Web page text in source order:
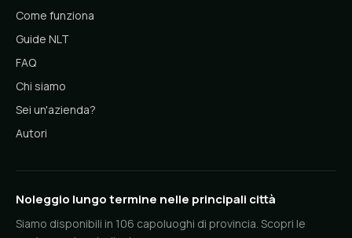
Come funziona
Guide NLT
FAQ
Chi siamo
Sei un'azienda?
Autori
Noleggio lungo termine nelle principali città
Siamo disponibili in 106 capoluoghi di provincia. Scopri le